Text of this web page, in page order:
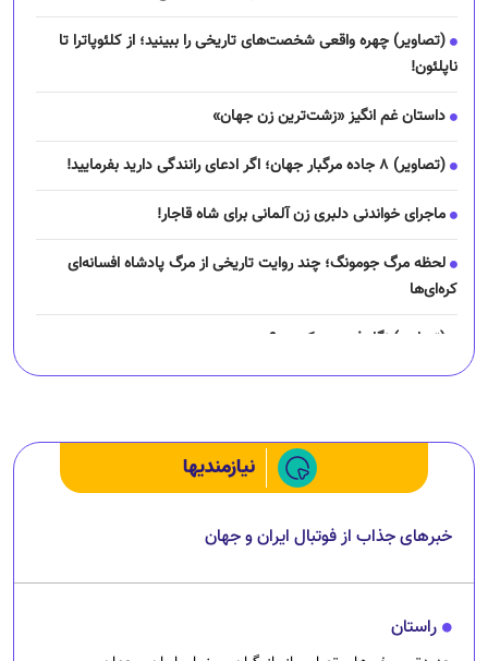
(تصاویر) چهره واقعی شخصت‌های تاریخی را ببینید؛ از کلئوپاترا تا
ناپلئون!
داستان غم انگیز «زشت‌ترین زن جهان»
(تصاویر) ۸ جاده مرگبار جهان؛ اگر ادعای رانندگی دارید بفرمایید!
ماجرای خواندنی دلبری زن آلمانی برای شاه قاجار!
لحظه مرگ جومونگ؛ چند روایت تاریخی از مرگ پادشاه افسانه‌ای
کره‌ای‌ها
(تصاویر) نگار فرهمند کیست؟
نیازمندیها
خبرهای جذاب از فوتبال ایران و جهان
راستان